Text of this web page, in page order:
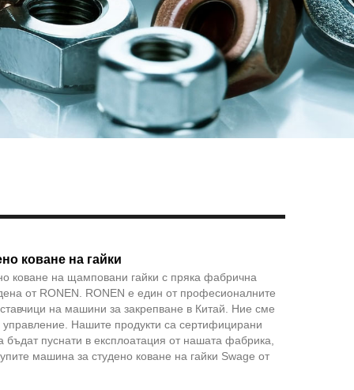
коване на гайки
коване на щамповани гайки с пряка фабрична
от RONEN. RONEN е един от професионалните
на машини за закрепване в Китай. Ние сме
Нашите продукти са сертифицирани
бъдат пуснати в експлоатация от нашата фабрика,
машина за студено коване на гайки Swage от